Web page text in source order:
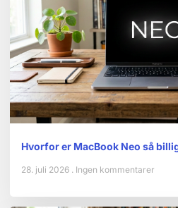
Hvorfor er MacBook Neo så
28. juli 2026 Ingen kommentarer